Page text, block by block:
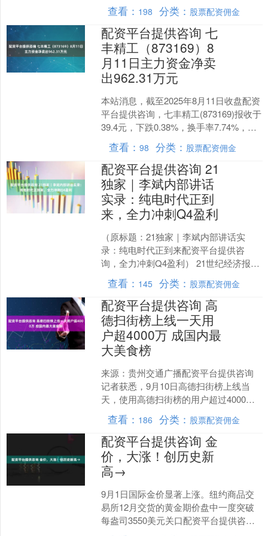
哥提出质疑的不是普通网友，而是大网
红反诈老陈。 图源....
查看： 198 分类： 股票配资佣金
配资平台提供咨询 七
丰精工（873169）8
月11日主力资金净卖
出962.31万元
本站消息，截至2025年8月11日收盘配资
平台提供咨询，七丰精工(873169)报收于
39.4元，下跌0.38%，换手率7.74%，成
交量3.93万手，成交额1....
查看：98 分类： 股票配资佣金
配资平台提供咨询 21
独家｜李斌内部讲话
实录：纯电时代正到
来，全力冲刺Q4盈利
（原标题：21独家｜李斌内部讲话实
录：纯电时代正到来配资平台提供咨
询，全力冲刺Q4盈利） 21世纪经济报道
记者 郑植文 上海报道 蔚来创始人、董事
长、CEO 李....
查看： 145 分类： 股票配资佣金
配资平台提供咨询 高
德扫街榜上线一天用
户超4000万 成国内最
大美食榜
来源：贵州交通广播配资平台提供咨询
记者获悉，9月10日高德扫街榜上线当
天，使用高德扫街榜的用户超过4000万
人。 根据QuestMobile数据显示，2025....
查看： 186 分类： 股票配资佣金
配资平台提供咨询 金
价，大涨！创历史新
高→
9月1日国际金价显著上涨。纽约商品交
易所12月交货的黄金期价盘中一度突破
每盎司3550美元关口配资平台提供咨
询，创历史新高。截至北京时间1日晚上